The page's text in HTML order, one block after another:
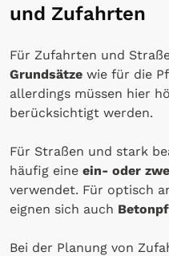
und Zufahrten
Für Zufahrten und
Grundsätze wie für die
allerdings müssen hier
berücksichtigt werden.
Für Straßen und stark
häufig eine ein- oder
verwendet. Für optisch
eignen sich auch
Bei der Planung von